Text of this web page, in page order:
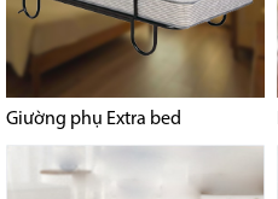
Giường phụ Extra bed